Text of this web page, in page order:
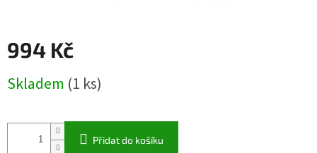
994 Kč
cena:
Skladem (1 ks)
Přidat do košíku